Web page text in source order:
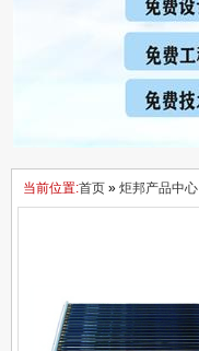
当前位置:首页 » 炬邦产品中心